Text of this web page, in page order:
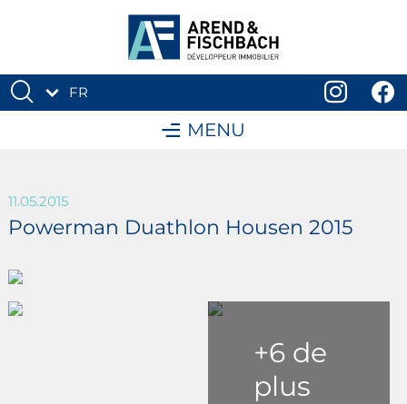
FR
MENU
11.05.2015
Powerman Duathlon Housen 2015
+6 de
plus